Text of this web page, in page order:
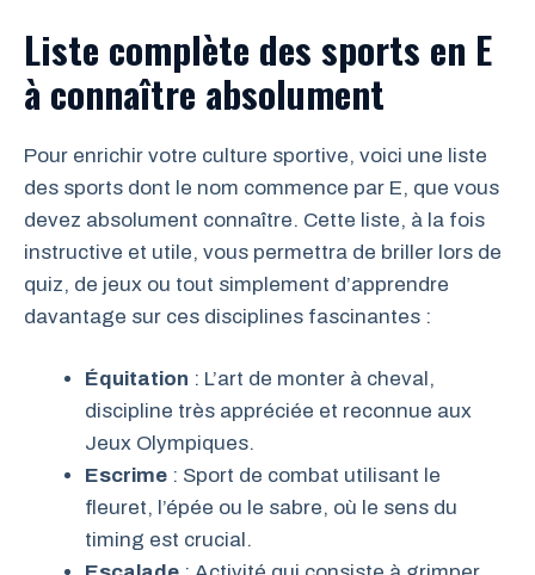
Liste complète des sports en E
à connaître absolument
Pour enrichir votre culture sportive, voici une liste
des sports dont le nom commence par E, que vous
devez absolument connaître. Cette liste, à la fois
instructive et utile, vous permettra de briller lors de
quiz, de jeux ou tout simplement d’apprendre
davantage sur ces disciplines fascinantes :
Équitation : L’art de monter à cheval,
discipline très appréciée et reconnue aux
Jeux Olympiques.
Escrime : Sport de combat utilisant le
fleuret, l’épée ou le sabre, où le sens du
timing est crucial.